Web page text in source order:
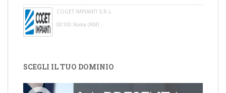
COGET IMPIANTI S.R.L.
00100 Roma (RM)
SCEGLI IL TUO DOMINIO